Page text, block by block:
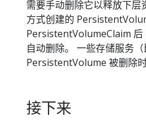
需要手动删除它以释放下层
方式创建的
PersistentVolumeClaim
自动删除。 一些存储服务
PersistentVolume 被删除
接下来